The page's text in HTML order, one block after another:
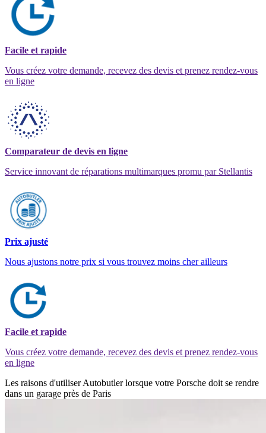
Facile et rapide
Vous créez votre demande, recevez des devis et prenez rendez-vous
en ligne
Comparateur de devis en ligne
Service innovant de réparations multimarques promu par Stellantis
Prix ajusté
Nous ajustons notre prix si vous trouvez moins cher ailleurs
Facile et rapide
Vous créez votre demande, recevez des devis et prenez rendez-vous
en ligne
Les raisons d'utiliser Autobutler lorsque votre Porsche doit se rendre
dans un garage près de Paris